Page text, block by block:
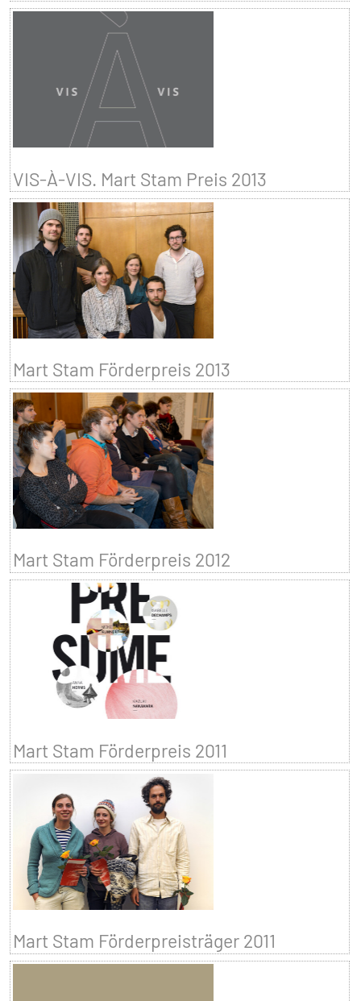
VIS-À-VIS. Mart Stam Preis 2013
Mart Stam Förderpreis 2013
Mart Stam Förderpreis 2012
Mart Stam Förderpreis 2011
Mart Stam Förderpreisträger 2011